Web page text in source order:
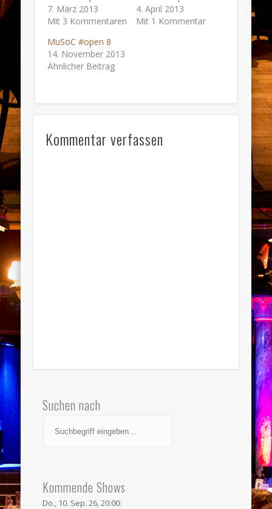
7. März 2013
Mit 3 Kommentaren
4. April 2013
Mit 1 Kommentar
MuSoC #open 8
14. November 2013
Ähnlicher Beitrag
Kommentar verfassen
Suchen nach
Kommende Shows
Do., 10. Sep. 26, 20:00: